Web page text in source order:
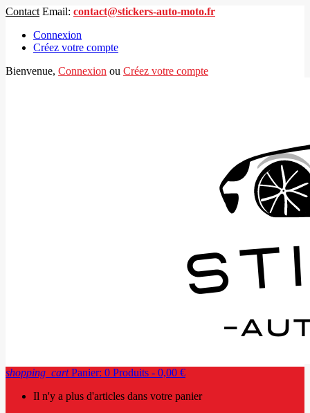
Contact Email: contact@stickers-auto-moto.fr
Connexion
Créez votre compte
Bienvenue, Connexion ou Créez votre compte
shopping_cart Panier: 0 Produits - 0,00 €
Il n'y a plus d'articles dans votre panier